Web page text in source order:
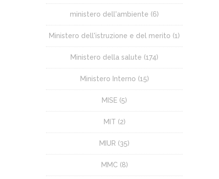
ministero dell'ambiente (6)
Ministero dell'istruzione e del merito (1)
Ministero della salute (174)
Ministero Interno (15)
MISE (5)
MIT (2)
MIUR (35)
MMC (8)